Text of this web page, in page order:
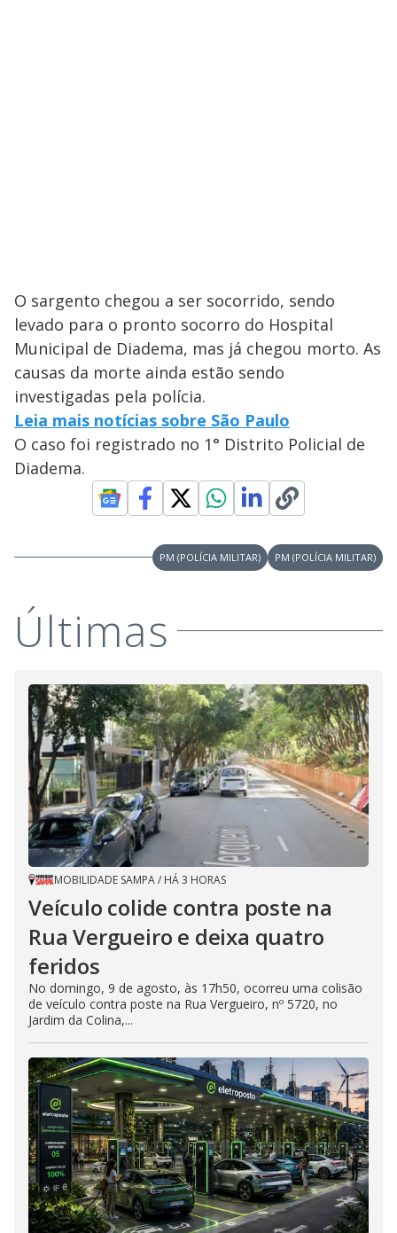
O sargento chegou a ser socorrido, sendo
levado para o pronto socorro do Hospital
Municipal de Diadema, mas já chegou morto. As
causas da morte ainda estão sendo
investigadas pela polícia.
Leia mais notícias sobre São Paulo
O caso foi registrado no 1° Distrito Policial de
Diadema.
PM (POLÍCIA MILITAR) PM (POLÍCIA MILITAR)
Últimas
MOBILIDADE SAMPA/ HÁ 3 HORAS
Veículo colide contra poste na
Rua Vergueiro e deixa quatro
feridos
No domingo, 9 de agosto, às 17h50, ocorreu uma colisão
de veículo contra poste na Rua Vergueiro, nº 5720, no
Jardim da Colina,...